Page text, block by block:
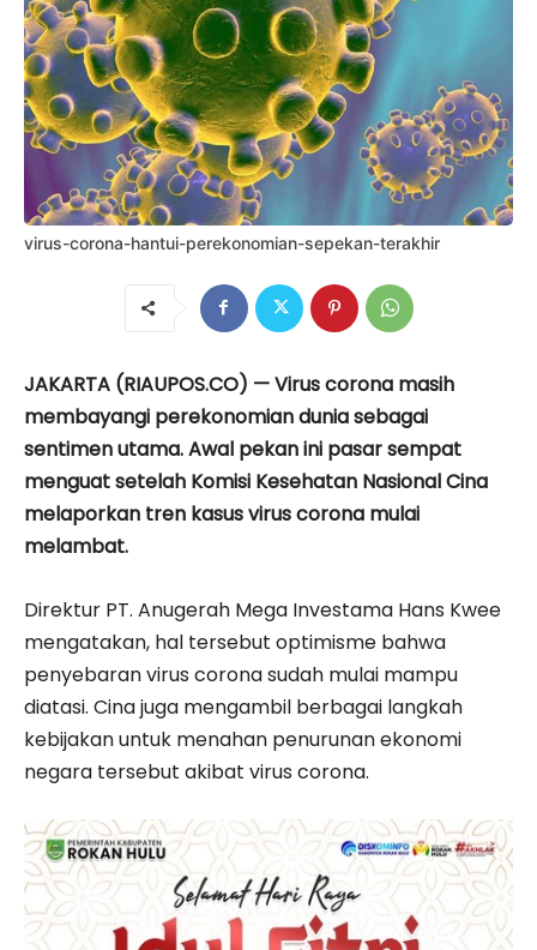
virus-corona-hantui-perekonomian-sepekan-terakhir
JAKARTA (RIAUPOS.CO) — Virus corona masih
membayangi perekonomian dunia sebagai
sentimen utama. Awal pekan ini pasar sempat
menguat setelah Komisi Kesehatan Nasional Cina
melaporkan tren kasus virus corona mulai
melambat.
Direktur PT. Anugerah Mega Investama Hans Kwee
mengatakan, hal tersebut optimisme bahwa
penyebaran virus corona sudah mulai mampu
diatasi. Cina juga mengambil berbagai langkah
kebijakan untuk menahan penurunan ekonomi
negara tersebut akibat virus corona.